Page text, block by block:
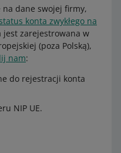
na dane swojej firmy,
konta zwykłego na
jest zarejestrowana w
(poza Polską),
nam:
do rejestracji konta
NIP UE.